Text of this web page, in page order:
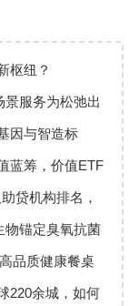
枢纽？
景服务为松弛出
因与智造标
蓝筹，价值ETF
贷机构排名，
物锚定臭氧抗菌
品质健康餐桌
220余城，如何